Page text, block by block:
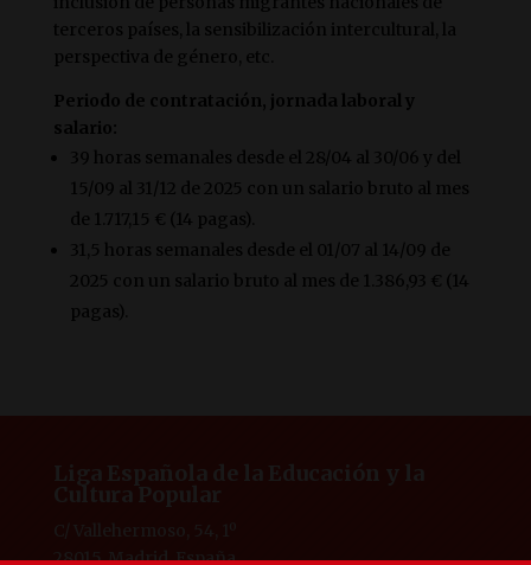
terceros países, la sensibilización intercultural, la
perspectiva de género, etc.
Periodo de contratación, jornada laboral y
salario:
39 horas semanales desde el 28/04 al 30/06 y del
15/09 al 31/12 de 2025 con un salario bruto al mes
de 1.717,15 € (14 pagas).
31,5 horas semanales desde el 01/07 al 14/09 de
2025 con un salario bruto al mes de 1.386,93 € (14
pagas).
28015, Madrid, España